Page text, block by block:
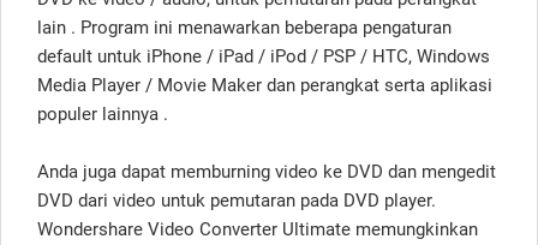
lain . Program ini menawarkan beberapa pengaturan
default untuk iPhone / iPad / iPod / PSP / HTC, Windows
Media Player / Movie Maker dan perangkat serta aplikasi
populer lainnya .
Anda juga dapat memburning video ke DVD dan mengedit
DVD dari video untuk pemutaran pada DVD player.
Wondershare Video Converter Ultimate memungkinkan